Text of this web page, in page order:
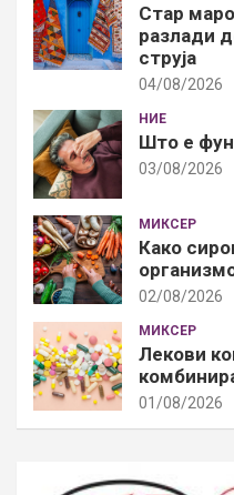
Стар
разлади
струја
04/08/2026
НИЕ
Што е
03/08/2026
МИКСЕР
Како
02/08/2026
МИКСЕР
Лекови
01/08/2026